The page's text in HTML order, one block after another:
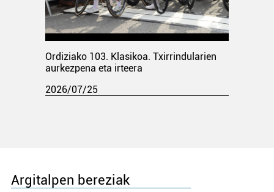
Ordiziako 103. Klasikoa. Txirrindularien
aurkezpena eta irteera
2026/07/25
Argitalpen bereziak